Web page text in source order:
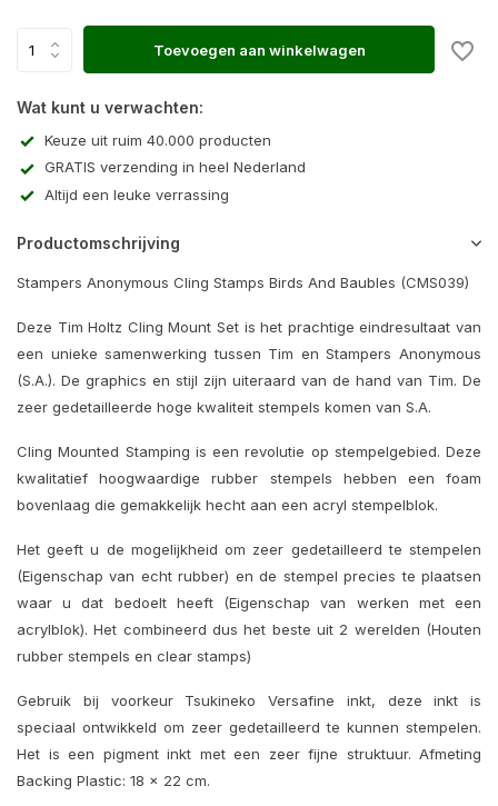
Toevoegen aan winkelwagen
Wat kunt u verwachten:
Keuze uit ruim 40.000 producten
GRATIS verzending in heel Nederland
Altijd een leuke verrassing
Productomschrijving
Stampers Anonymous Cling Stamps Birds And Baubles (CMS039)
Deze Tim Holtz Cling Mount Set is het prachtige eindresultaat van
een unieke samenwerking tussen Tim en Stampers Anonymous
(S.A.). De graphics en stijl zijn uiteraard van de hand van Tim. De
zeer gedetailleerde hoge kwaliteit stempels komen van S.A.
Cling Mounted Stamping is een revolutie op stempelgebied. Deze
kwalitatief hoogwaardige rubber stempels hebben een foam
bovenlaag die gemakkelijk hecht aan een acryl stempelblok.
Het geeft u de mogelijkheid om zeer gedetailleerd te stempelen
(Eigenschap van echt rubber) en de stempel precies te plaatsen
waar u dat bedoelt heeft (Eigenschap van werken met een
acrylblok). Het combineerd dus het beste uit 2 werelden (Houten
rubber stempels en clear stamps)
Gebruik bij voorkeur Tsukineko Versafine inkt, deze inkt is
speciaal ontwikkeld om zeer gedetailleerd te kunnen stempelen.
Het is een pigment inkt met een zeer fijne struktuur. Afmeting
Backing Plastic: 18 x 22 cm.